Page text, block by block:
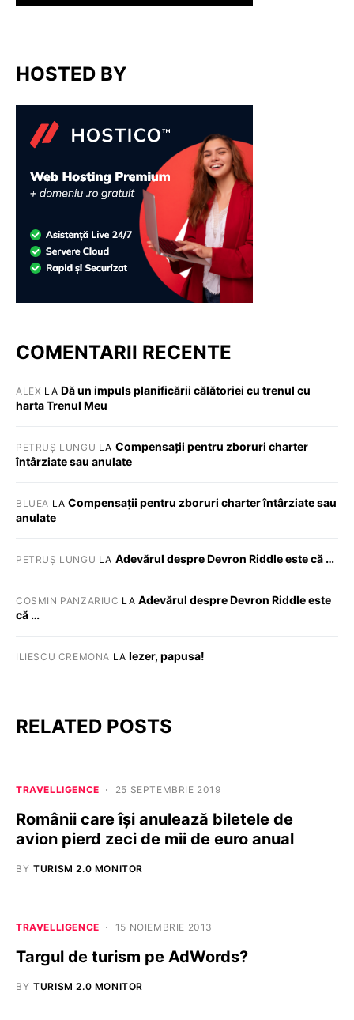
HOSTED BY
COMENTARII RECENTE
ALEX LA Dă un impuls planificării călătoriei cu trenul cu
harta Trenul Meu
PETRUȘ LUNGU LA Compensații pentru zboruri charter
întârziate sau anulate
BLUEA LACompensații pentru zboruri charter întârziate sau
anulate
PETRUȘ LUNGU LA Adevărul despre Devron Riddle este că …
COSMIN PANZARIUC LA Adevărul despre Devron Riddle este
că …
ILIESCU CREMONA LAIezer, papusa!
RELATED POSTS
TRAVELLIGENCE 25 SEPTEMBRIE 2019
Românii care îşi anulează biletele de
avion pierd zeci de mii de euro anual
BY TURISM 2.0 MONITOR
TRAVELLIGENCE 15 NOIEMBRIE 2013
Targul de turism pe AdWords?
BY TURISM 2.0 MONITOR